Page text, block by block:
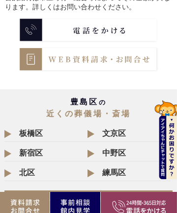
ります。詳しくはお問い合わせください。
豊島区 の
近くの葬儀場・斎場
板橋区 文京区
新宿区 中野区
北区 練馬区
セレモニー直営葬儀場 一覧